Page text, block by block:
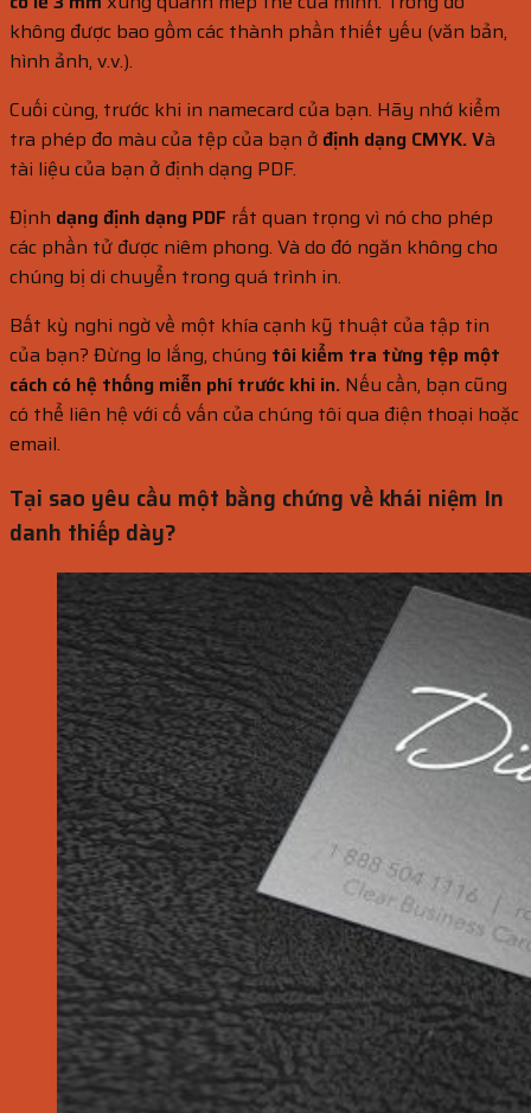
không được bao gồm các thành phần thiết yếu (văn bản,
hình ảnh, v.v.).
Cuối cùng, trước khi in namecard của bạn. Hãy nhớ kiểm
tra phép đo màu của tệp của bạn ởđịnh dạng CMYK. Và
tài liệu của bạn ở định dạng PDF.
Định dạng định dạng PDF rất quan trọng vì nó cho phép
các phần tử được niêm phong. Và do đó ngăn không cho
chúng bị di chuyển trong quá trình in.
Bất kỳ nghi ngờ về một khía cạnh kỹ thuật của tập tin
của bạn? Đừng lo lắng, chúng tôi kiểm tra từng tệp một
cách có hệ thống miễn phí trước khi in. Nếu cần, bạn cũng
có thể liên hệ với cố vấn của chúng tôi qua điện thoại hoặc
email.
Tại sao yêu cầu một bằng chứng về khái niệm In
danh thiếp dày?